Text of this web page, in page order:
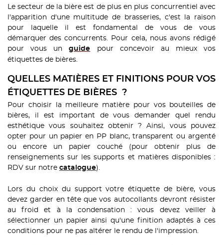
Le secteur de la bière est de plus en plus concurrentiel avec
l'apparition d'une multitude de brasseries, c'est la raison
pour laquelle il est fondamental de vous de vous
démarquer des concurrents. Pour cela, nous avons rédigé
pour vous unguide
pour concevoir au mieux vos
étiquettes de bières.
QUELLES MATIÈRES ET FINITIONS POUR VOS
ÉTIQUETTES DE BIÈRES ?
Pour choisir la meilleure matière pour vos bouteilles de
bières, il est important de vous demander quel rendu
esthétique vous souhaitez obtenir ? Ainsi, vous pouvez
opter pour un papier en PP blanc, transparent ou argenté
ou encore un papier couché (pour obtenir plus de
renseignements sur les supports et matières disponibles :
RDV sur notre catalogue).
Lors du choix du support votre étiquette de bière, vous
devez garder en tête que vos autocollants devront résister
au froid et à la condensation : vous devez veiller à
sélectionner un papier ainsi qu'une finition adaptés à ces
conditions pour ne pas altérer le rendu de l'impression.